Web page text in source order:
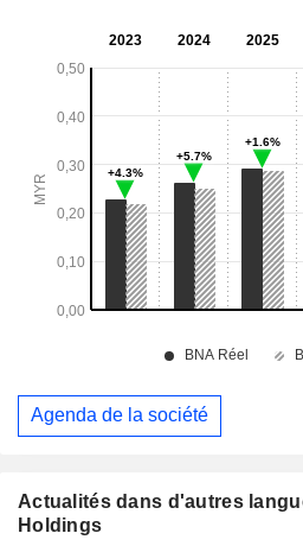
Actualités dans d'autres
Holdings
Agenda de la société